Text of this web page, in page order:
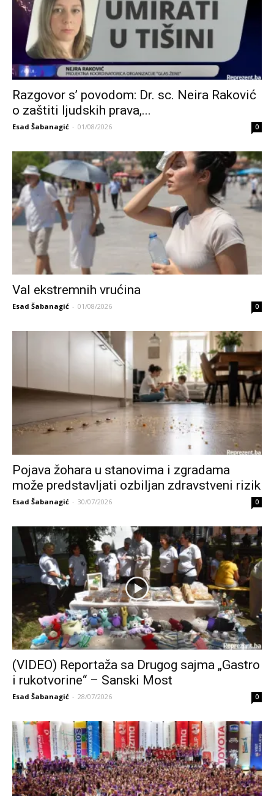
Razgovor s’ povodom: Dr. sc. Neira Raković
o zaštiti ljudskih prava,...
Esad Šabanagić - 01/08/2026 0
Val ekstremnih vrućina
Esad Šabanagić - 01/08/2026 0
Pojava žohara u stanovima i zgradama
može predstavljati ozbiljan zdravstveni rizik
Esad Šabanagić - 30/07/2026 0
(VIDEO) Reportaža sa Drugog sajma „Gastro
i rukotvorine“ – Sanski Most
Esad Šabanagić - 28/07/2026 0